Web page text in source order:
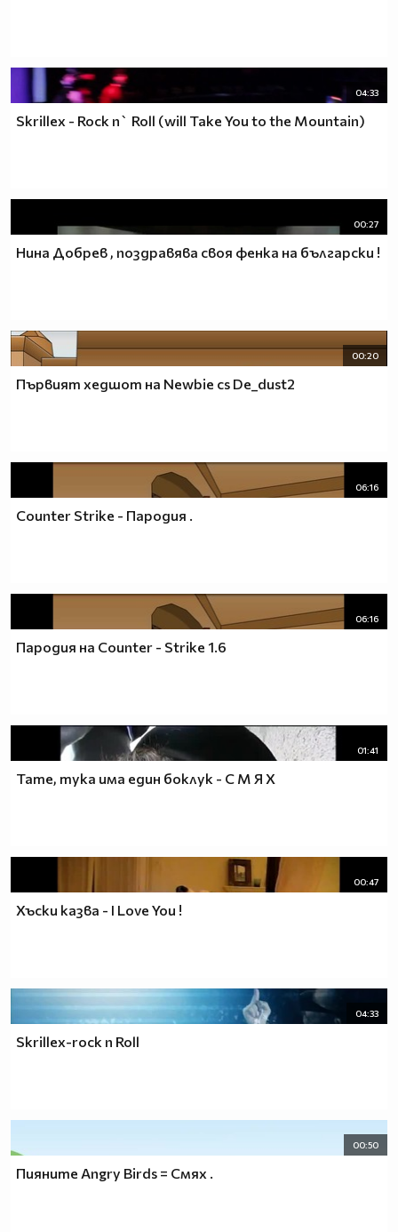
04:33
Skrillex - Rock n` Roll (will Take You to the Mountain)
00:27
Нина Добрев , поздравява своя фенка на български !
00:20
Първият хедшот на Newbie cs De_dust2
06:16
Counter Strike - Пародия .
06:16
Пародия на Counter - Strike 1.6
01:41
Тате, тука има един боклук - С М Я Х
00:47
Хъски казва - I Love You !
04:33
Skrillex-rock n Roll
00:50
Пияните Angry Birds = Смях .